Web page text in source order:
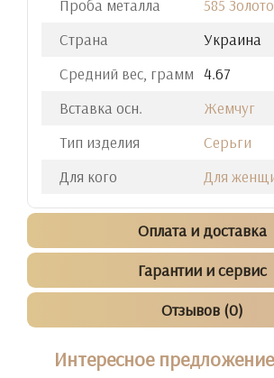
Проба металла
585 Золото
Страна
Украина
Средний вес, грамм 4.67
Вставка осн.
Жемчуг
Тип изделия
Серьги
Для кого
Для
Оплата и доставка
Гарантии и сервис
Отзывов (0)
Интересное